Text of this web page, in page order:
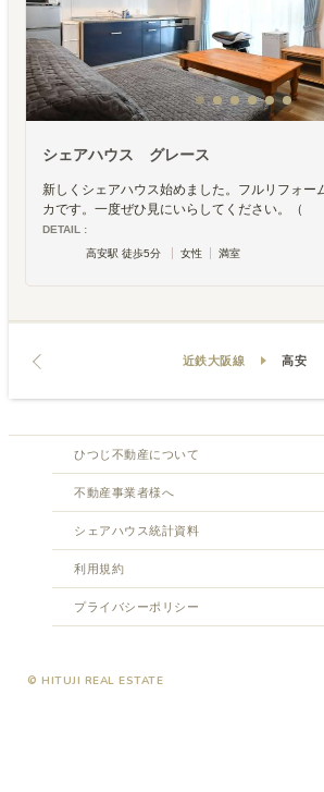
シェアハウス グレース
新しくシェアハウス始めました。フルリフォー
カです。一度ぜひ見にいらしてください。（
DETAIL :
高安駅 徒歩5分
女性 満室
近鉄大阪線 高安
ひつじ不動産について
不動産事業者様へ
シェアハウス統計資料
利用規約
プライバシーポリシー
© HITUJI REAL ESTATE